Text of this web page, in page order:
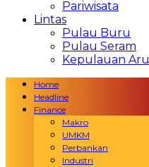
Pariwisata
Lintas
Pulau Buru
Pulau Seram
Kepulauan Aru
Home
Headline
Finance
Makro
UMKM
Perbankan
Industri